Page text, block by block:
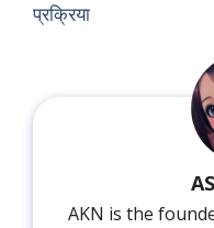
प्रक्रिया
AKN is the